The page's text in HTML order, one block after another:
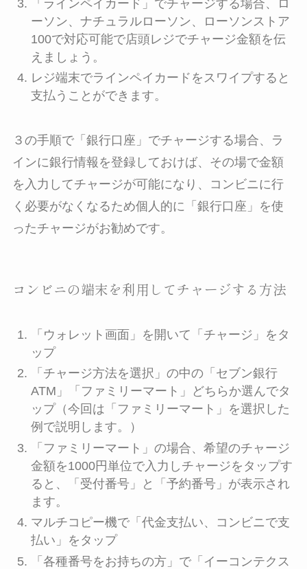
「ラインペイカード」でチャージする場合、ロ
ーソン、ナチュラルローソン、ローソンストア
100で対応可能で店頭レジでチャージ金額を伝
えましょう。
レジ端末でラインペイカードをスワイプすると
支払うことができます。
３の手順で「銀行口座」でチャージする場合、ラ
インに銀行情報を登録しておけば、その場で金額
を入力してチャージが可能になり、コンビニに行
く必要がなくなるため個人的に「銀行口座」を使
ったチャージがお勧めです。
コンビニの端末を利用してチャージする方法
「ウォレット画面」を開いて「チャージ」をタ
ップ
「チャージ方法を選択」の中の「セブン銀行
ATM」「ファミリーマート」どちらか選んでタ
ップ（今回は「ファミリーマート」を選択した
例で説明します。）
「ファミリーマート」の場合、希望のチャージ
金額を1000円単位で入力しチャージをタップす
ると、「受付番号」と「予約番号」が表示され
ます。
マルチコピー機で「代金支払い、コンビニで支
払い」をタップ
「各種番号をお持ちの方」で「イーコンテクス